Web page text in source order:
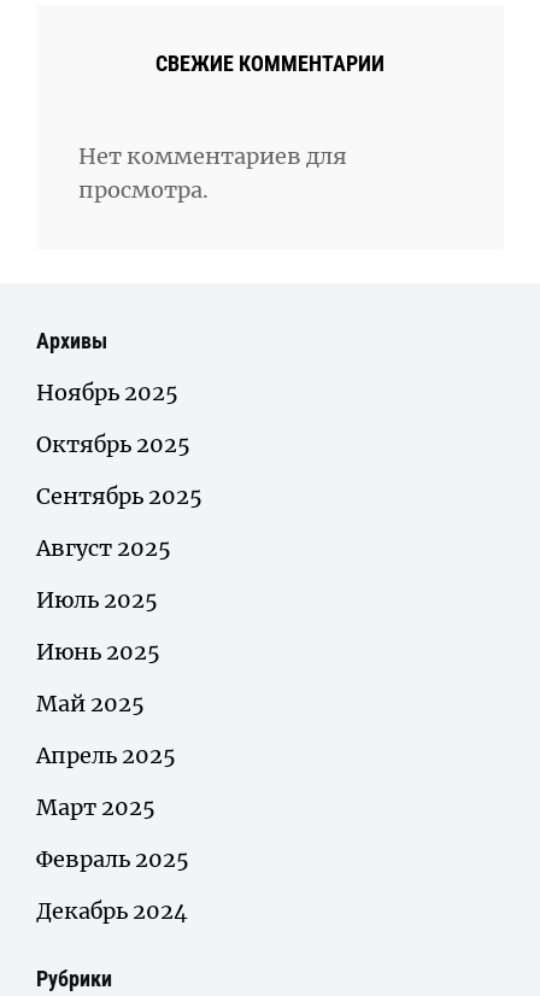
СВЕЖИЕ КОММЕНТАРИИ
Нет комментариев для
просмотра.
Архивы
Ноябрь 2025
Октябрь 2025
Сентябрь 2025
Август 2025
Июль 2025
Июнь 2025
Май 2025
Апрель 2025
Март 2025
Февраль 2025
Декабрь 2024
Рубрики